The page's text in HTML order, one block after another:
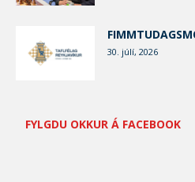
30. júlí, 2026
FYLGDU OKKUR Á FACEBOOK